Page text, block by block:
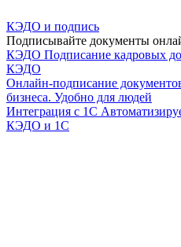
КЭДО и подпись
Подписывайте документы
КЭДО Подписание кадровых
КЭДО
Онлайн-подписание
бизнеса. Удобно для людей
Интеграция с 1С
КЭДО и 1С